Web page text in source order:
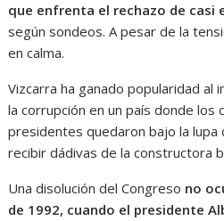
que enfrenta el rechazo de casi
según sondeos. A pesar de la
en calma.
Vizcarra ha ganado popularidad al
la corrupción en un país donde los
presidentes quedaron bajo la lupa
recibir dádivas de la constructora
Una disolución del Congreso no
de 1992, cuando el presidente